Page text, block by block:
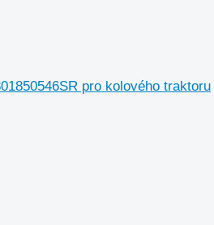
pro kolového traktoru